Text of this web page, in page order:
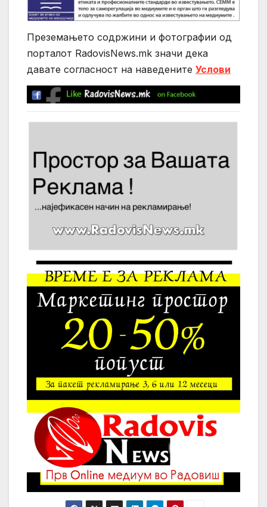
Преземањето содржини и фотографии од
порталот RadovisNews.mk значи дека
давате согласност на нaведените Услови